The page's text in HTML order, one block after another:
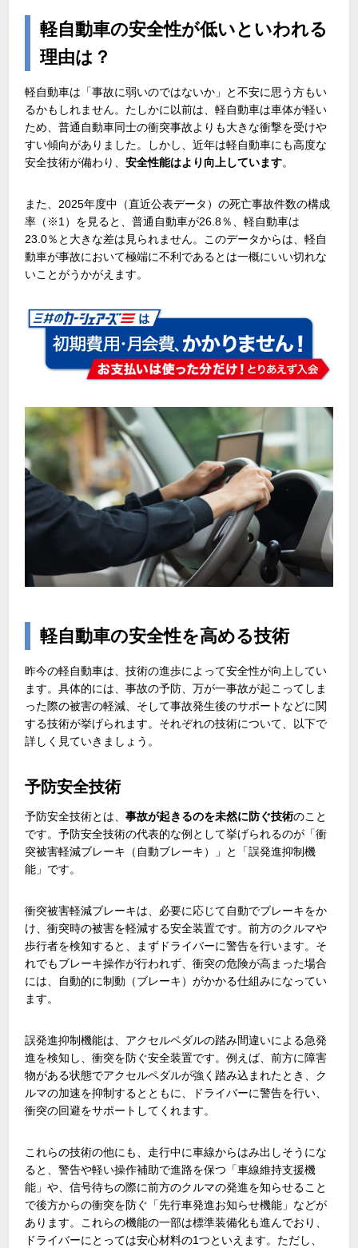
軽自動車の安全性が低いといわれる
理由は？
軽自動車は「事故に弱いのではないか」と不安に思う方もい
るかもしれません。たしかに以前は、軽自動車は車体が軽い
ため、普通自動車同士の衝突事故よりも大きな衝撃を受けや
すい傾向がありました。しかし、近年は軽自動車にも高度な
安全技術が備わり、安全性能はより向上しています。
また、 2025年度中（直近公表データ）の死亡事故件数の構成
率（ ※1 ）を見ると、普通自動車が26.8％、軽自動車は
23.0％と大きな差は見られません。このデータからは、軽自
動車が事故において極端に不利であるとは一概にいい切れな
いことがうかがえます。
軽自動車の安全性を高める技術
昨今の軽自動車は、技術の進歩によって安全性が向上してい
ます。具体的には、事故の予防、万が一事故が起こってしま
った際の被害の軽減、そして事故発生後のサポートなどに関
する技術が挙げられます。それぞれの技術について、以下で
詳しく見ていきましょう。
予防安全技術
予防安全技術とは、事故が起きるのを未然に防ぐ技術のこと
です。予防安全技術の代表的な例として挙げられるのが「衝
突被害軽減ブレーキ（自動ブレーキ）」と「誤発進抑制機
能」です。
衝突被害軽減ブレーキは、必要に応じて自動でブレーキをか
け、衝突時の被害を軽減する安全装置です。前方のクルマや
歩行者を検知すると、まずドライバーに警告を行います。そ
れでもブレーキ操作が行われず、衝突の危険が高まった場合
には、自動的に制動（ブレーキ）がかかる仕組みになってい
ます。
誤発進抑制機能は、アクセルペダルの踏み間違いによる急発
進を検知し、衝突を防ぐ安全装置です。例えば、前方に障害
物がある状態でアクセルペダルが強く踏み込まれたとき、ク
ルマの加速を抑制するとともに、ドライバーに警告を行い、
衝突の回避をサポートしてくれます。
これらの技術の他にも、走行中に車線からはみ出しそうにな
ると、警告や軽い操作補助で進路を保つ「車線維持支援機
能」や、信号待ちの際に前方のクルマの発進を知らせること
で後方からの衝突を防ぐ「先行車発進お知らせ機能」などが
あります。これらの機能の一部は標準装備化も進んでおり、
ドライバーにとっては安心材料の1つといえます。ただし、